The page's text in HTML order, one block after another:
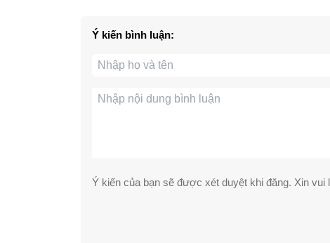
Ý kiến bình luận:
Ý kiến của bạn sẽ được xét duyệt khi đăng. Xin vui